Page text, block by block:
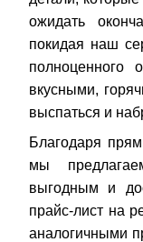
ожидать
покидая наш
полноценного
вкусными,
выспаться и
Благодаря
мы
выгодным и
прайс-лист на
аналогичными